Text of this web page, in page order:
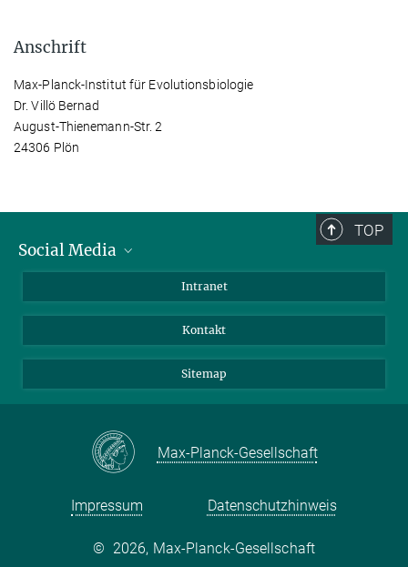
Anschrift
Max-Planck-Institut für Evolutionsbiologie
Dr. Villö Bernad
August-Thienemann-Str. 2
24306 Plön
TOP
Social Media
Intranet
Kontakt
Sitemap
Max-Planck-Gesellschaft
Impressum Datenschutzhinweis
© 2026, Max-Planck-Gesellschaft